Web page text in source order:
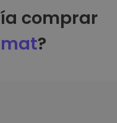
comprar
?